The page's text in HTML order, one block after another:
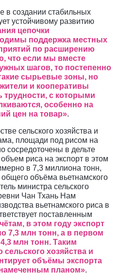
в создании стабильных
устойчивому развитию
цепочки
поддержка местных
по расширению
что если мы вместе
шагов, то постепенно
сырьевые зоны, но
и кооперативы
с которыми
особенно на
цен на товар».
сельского хозяйства и
площади под рисом на
сосредоточены в дельте
риса на экспорт в этом
в 7,3 миллиона тонн,
объёма вьетнамского
министра сельского
Чан Тхань Нам
вьетнамского риса в
поставленным
в этом году экспорт
7,3 млн тонн, а в первом
млн тонн. Таким
хозяйства и
объёмы экспорта
планом».